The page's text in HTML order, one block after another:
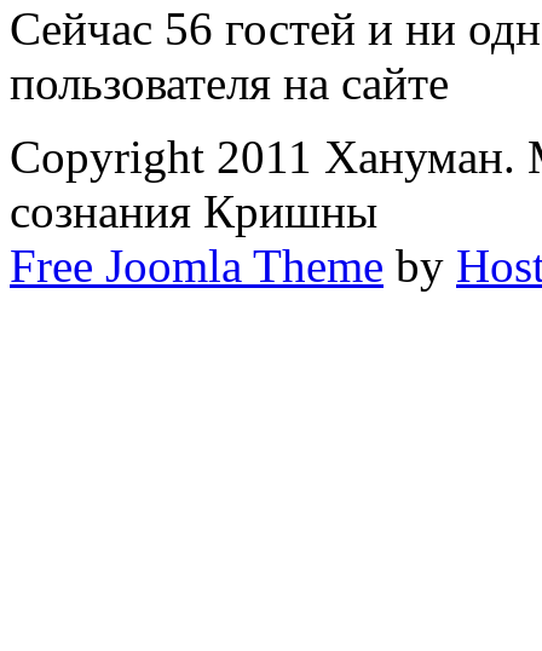
Сейчас 56 гостей и ни
пользователя на сайте
Copyright 2011 Хануман.
сознания Кришны
Free Joomla Theme by